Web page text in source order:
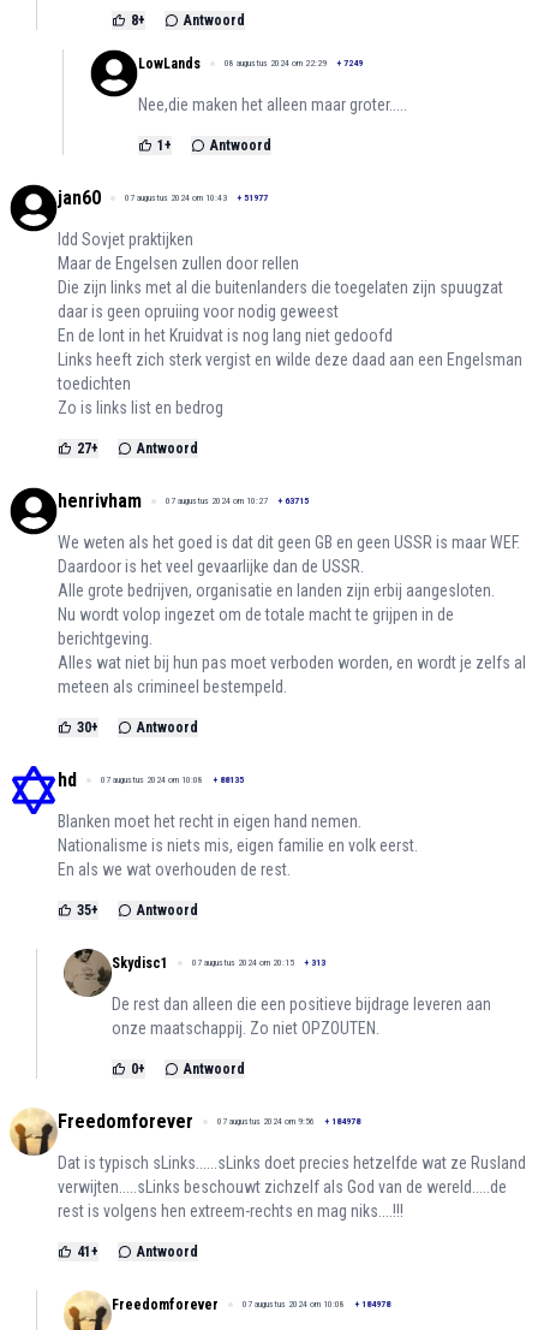
8+ Antwoord
LowLands 08 augustus 2024 om 22:29 + 7249
Nee,die maken het alleen maar groter.....
1+ Antwoord
jan60 07 augustus 2024 om 10:43 + 51977
Idd Sovjet praktijken
Maar de Engelsen zullen door rellen
Die zijn links met al die buitenlanders die toegelaten zijn spuugzat
daar is geen opruiing voor nodig geweest
En de lont in het Kruidvat is nog lang niet gedoofd
Links heeft zich sterk vergist en wilde deze daad aan een Engelsman
toedichten
Zo is links list en bedrog
27+ Antwoord
henrivham 07 augustus 2024 om 10:27 + 63715
We weten als het goed is dat dit geen GB en geen USSR is maar WEF.
Daardoor is het veel gevaarlijke dan de USSR.
Alle grote bedrijven, organisatie en landen zijn erbij aangesloten.
Nu wordt volop ingezet om de totale macht te grijpen in de
berichtgeving.
Alles wat niet bij hun pas moet verboden worden, en wordt je zelfs al
meteen als crimineel bestempeld.
30+ Antwoord
hd 07 augustus 2024 om 10:08 + 88135
Blanken moet het recht in eigen hand nemen.
Nationalisme is niets mis, eigen familie en volk eerst.
En als we wat overhouden de rest.
35+ Antwoord
Skydisc1 07 augustus 2024 om 20:15 + 313
De rest dan alleen die een positieve bijdrage leveren aan
onze maatschappij. Zo niet OPZOUTEN.
0+ Antwoord
Freedomforever 07 augustus 2024 om 9:56 + 184978
Dat is typisch sLinks......sLinks doet precies hetzelfde wat ze Rusland
verwijten.....sLinks beschouwt zichzelf als God van de wereld.....de
rest is volgens hen extreem-rechts en mag niks....!!!
41+ Antwoord
Freedomforever 07 augustus 2024 om 10:08 + 184978